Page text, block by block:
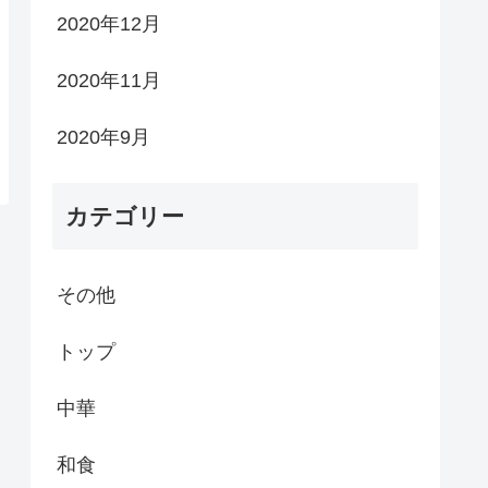
2020年12月
2020年11月
2020年9月
カテゴリー
その他
トップ
中華
和食